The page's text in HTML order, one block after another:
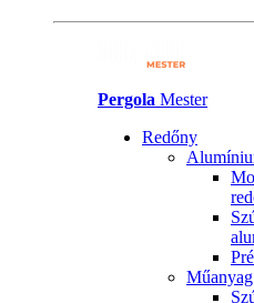
Pergola Mester
Redőny